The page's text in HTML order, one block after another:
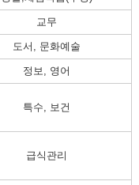
교무
도서, 문화예술
정보, 영어
특수, 보건
급식관리